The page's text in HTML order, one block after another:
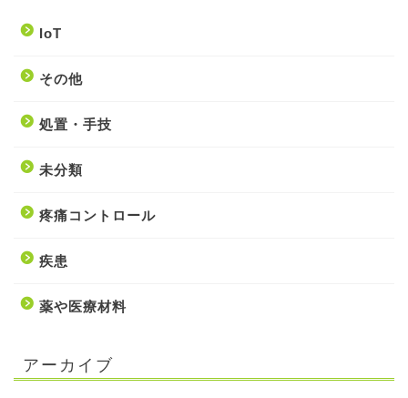
IoT
その他
処置・手技
未分類
疼痛コントロール
疾患
薬や医療材料
アーカイブ